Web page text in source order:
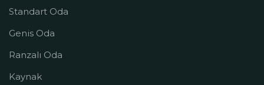
Standart Oda
Genis Oda
Ranzalı Oda
Kaynak